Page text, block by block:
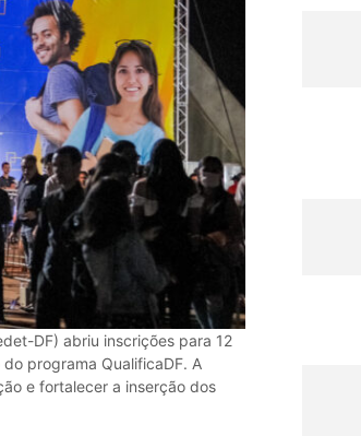
DF) abriu inscrições para 12
programa QualificaDF. A
e fortalecer a inserção dos